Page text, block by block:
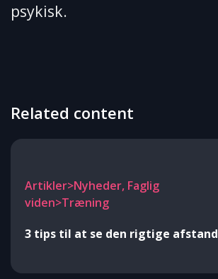
psykisk.
Related content
Artikler>Nyheder, Faglig
viden>Træning
3 tips til at se den rigtige afstand